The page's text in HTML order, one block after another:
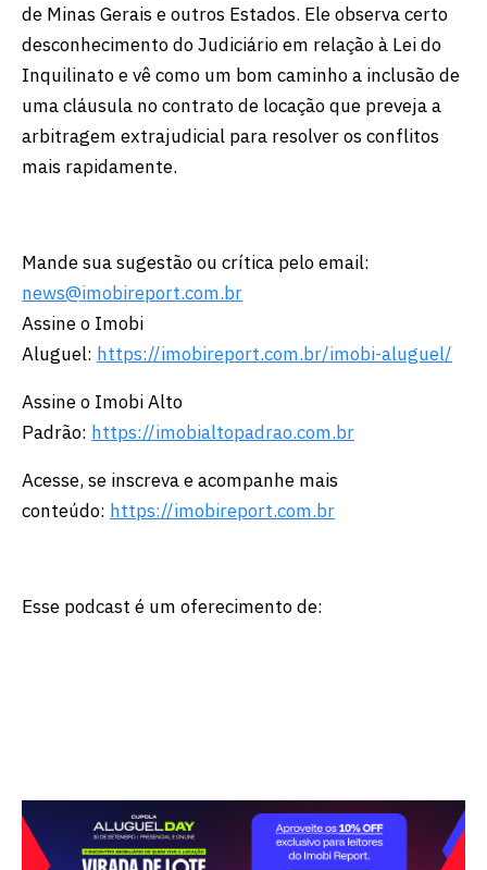
de Minas Gerais e outros Estados. Ele observa certo
desconhecimento do Judiciário em relação à Lei do
Inquilinato e vê como um bom caminho a inclusão de
uma cláusula no contrato de locação que preveja a
arbitragem extrajudicial para resolver os conflitos
mais rapidamente.
Mande sua sugestão ou crítica pelo email:
news@imobireport.com.br
Assine o Imobi
Aluguel: https://imobireport.com.br/imobi-aluguel/
Assine o Imobi Alto
Padrão: https://imobialtopadrao.com.br
Acesse, se inscreva e acompanhe mais
conteúdo: https://imobireport.com.br
Esse podcast é um oferecimento de: